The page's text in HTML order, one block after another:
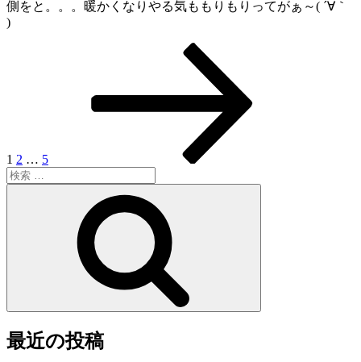
側をと。。。暖かくなりやる気ももりもりってがぁ～( ´∀｀
)
ゲ
ー
1 2 … 5
検
索:
最近の投稿